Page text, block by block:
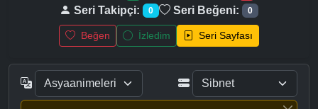
Seri Takipçi: 0 Seri Beğeni: 0
Beğen İzledim Seri Sayfası